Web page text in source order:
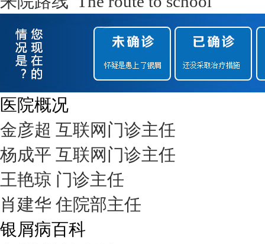
医院概况
金彦超 互联网门诊主任
杨成平 互联网门诊主任
王艳琼 门诊主任
肖建华 住院部主任
银屑病百科